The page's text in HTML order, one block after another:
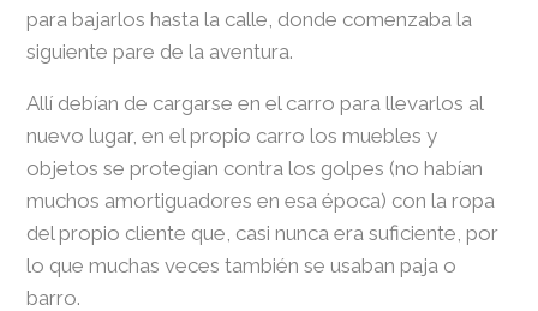
para bajarlos hasta la calle, donde comenzaba la
siguiente pare de la aventura.
Allí debían de cargarse en el carro para llevarlos al
nuevo lugar, en el propio carro los muebles y
objetos se protegian contra los golpes (no habían
muchos amortiguadores en esa época) con la ropa
del propio cliente que, casi nunca era suficiente, por
lo que muchas veces también se usaban paja o
barro.